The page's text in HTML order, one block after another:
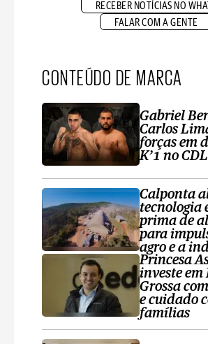
RECEBER NOTÍCIAS NO
FALAR COM A GENTE
CONTEÚDO DE MARCA
Gabriel
Carlos
forças em
K’1 no
Calponta
tecnologia
prima de
para
agro e a
Princesa
investe em
Grossa
e cuidado
famílias